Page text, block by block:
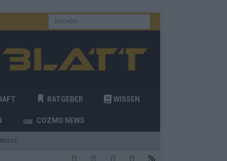
RATGEBER WISSEN
COZMO NEWS